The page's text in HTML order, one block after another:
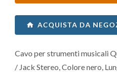
ACQUISTA DA
Cavo per strumenti musicali
/ Jack Stereo, Colore nero,